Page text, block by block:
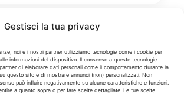
Gestisci la tua privacy
noi e i nostri partner utilizziamo tecnologie come i cookie per
informazioni del dispositivo. Il consenso a queste tecnologie
di elaborare dati personali come il comportamento durante la
questo sito e di mostrare annunci (non) personalizzati. Non
può influire negativamente su alcune caratteristiche e funzioni.
a quanto sopra o per fare scelte dettagliate. Le tue scelte
ai rispettivi proprietari. Le offerte